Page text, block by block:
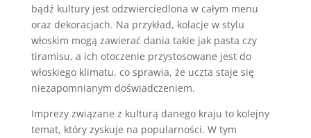
bądź kultury jest odzwierciedlona w całym menu
oraz dekoracjach. Na przykład, kolacje w stylu
włoskim mogą zawierać dania takie jak pasta czy
tiramisu, a ich otoczenie przystosowane jest do
włoskiego klimatu, co sprawia, że uczta staje się
niezapomnianym doświadczeniem.
Imprezy związane z kulturą danego kraju to kolejny
temat, który zyskuje na popularności. W tym